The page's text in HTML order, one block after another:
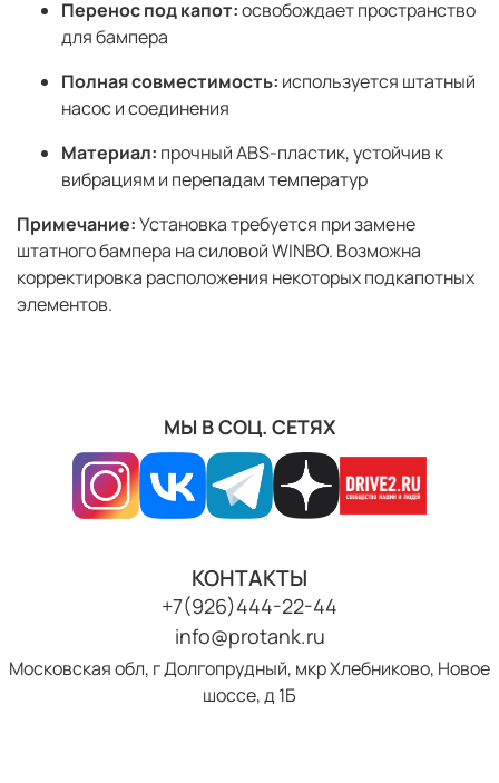
Перенос под капот:освобождает пространство
для бампера
Полная совместимость: используется штатный
насос и соединения
Материал: прочный ABS-пластик, устойчив к
вибрациям и перепадам температур
Примечание:Установка требуется при замене
штатного бампера на силовой WINBO. Возможна
корректировка расположения некоторых подкапотных
элементов.
МЫ В СОЦ. СЕТЯХ
КОНТАКТЫ
+7(926)444-22-44
info@protank.ru
Московская обл, г Долгопрудный, мкр Хлебниково, Новое
шоссе, д 1Б